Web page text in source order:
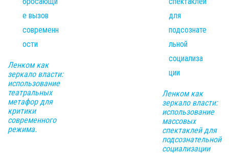
Ленком как
зеркало власти:
использование
театральных
метафор для
критики
современного
режима.
Ленком как
зеркало власти:
использование
массовых
спектаклей для
подсознательной
социализации